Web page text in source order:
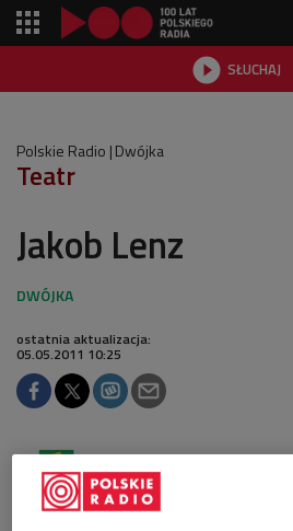
 SŁUCHAJ
Polskie Radio Dwójka
Teatr
Jakob Lenz
ostatnia aktualizacja:
05.05.2011 10:25
Obserwuj nas na
Google News